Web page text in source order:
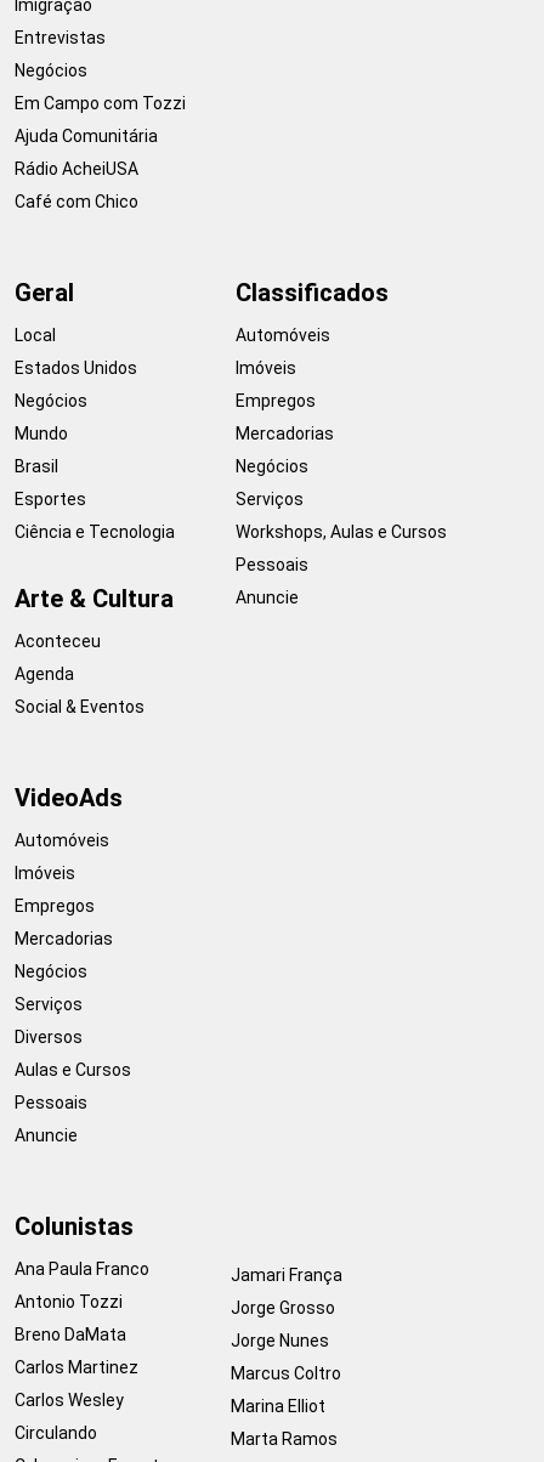
Imigração
Entrevistas
Negócios
Em Campo com Tozzi
Ajuda Comunitária
Rádio AcheiUSA
Café com Chico
Geral
Local
Estados Unidos
Negócios
Mundo
Brasil
Esportes
Ciência e Tecnologia
Arte & Cultura
Aconteceu
Agenda
Social & Eventos
Classificados
Automóveis
Imóveis
Empregos
Mercadorias
Negócios
Serviços
Workshops, Aulas e Cursos
Pessoais
Anuncie
VideoAds
Automóveis
Imóveis
Empregos
Mercadorias
Negócios
Serviços
Diversos
Aulas e Cursos
Pessoais
Anuncie
Colunistas
Ana Paula Franco
Antonio Tozzi
Breno DaMata
Carlos Martinez
Carlos Wesley
Circulando
Jamari França
Jorge Grosso
Jorge Nunes
Marcus Coltro
Marina Elliot
Marta Ramos